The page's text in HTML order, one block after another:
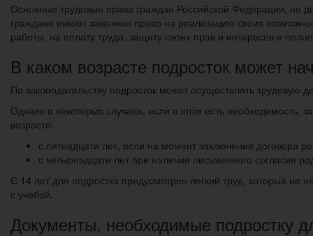
Основные трудовые права граждан Российской Федерации, не
граждане имеют законное право на реализацию своих
работы, на оплату труда, защиту своих прав и интересов и
В каком возрасте подросток может
По законодательству подросток может осуществлять трудовую
Однако в некоторых случаях, если в этом есть
возрасте:
с пятнадцати лет, если на момент заключения договора
с четырнадцати лет при наличии письменного согласия
С 14 лет для подростка предусмотрен легкий труд, который не
с учебой.
Документы, необходимые подростку